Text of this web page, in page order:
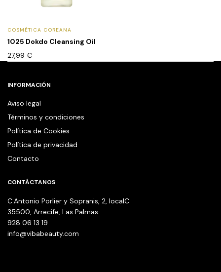
COSMÉTICA COREANA
1025 Dokdo Cleansing Oil
27,99 €
INFORMACIÓN
Aviso legal
Términos y condiciones
Política de Cookies
Política de privacidad
Contacto
CONTÁCTANOS
C.Antonio Porlier y Sopranis, 2, localC
35500, Arrecife, Las Palmas
928 06 13 19
info@vibabeauty.com